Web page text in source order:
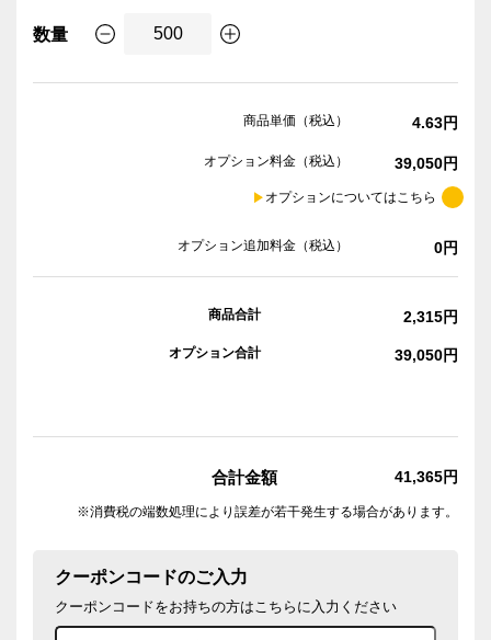
数量
商品単価（税込） 4.63円
オプション料金（税込） 39,050円
オプションについてはこちら
オプション追加料金（税込） 0円
商品合計 2,315円
オプション合計 39,050円
合計金額 41,365円
※消費税の端数処理により誤差が若干発生する場合があります。
クーポンコードのご入力
クーポンコードをお持ちの方はこちらに入力ください